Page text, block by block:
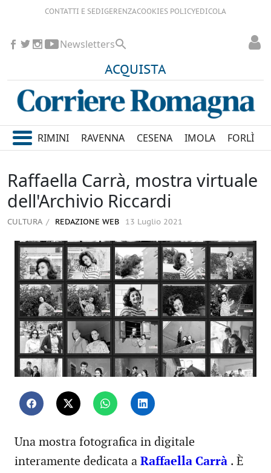
CONTATTI E SEDIGERENZACOOKIES POLICYEDICOLA
ACQUISTA
Newsletters
RIMINI RAVENNA CESENA IMOLA FORLÌ
Raffaella Carrà, mostra virtuale
dell'Archivio Riccardi
CULTURA REDAZIONE WEB 13 Luglio 2021
Una mostra fotografica in digitale
interamente dedicata a Raffaella Carrà . È